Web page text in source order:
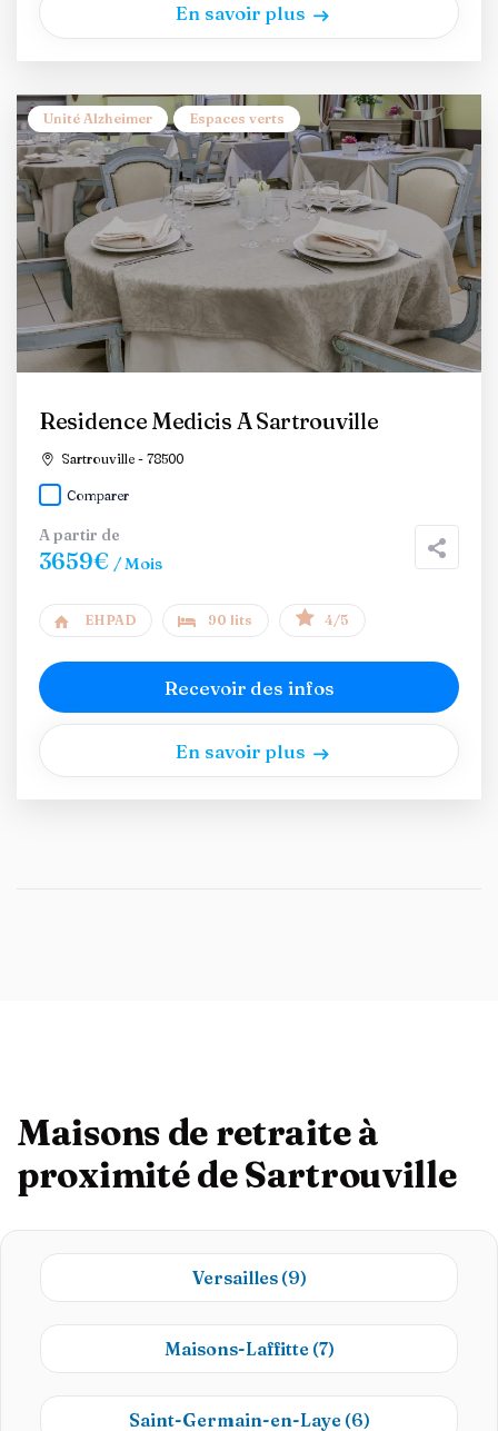
En savoir plus
Unité Alzheimer Espaces verts
Residence Medicis A Sartrouville
Sartrouville - 78500
Comparer
A partir de
3659€ / Mois
EHPAD 90 lits 4/5
Recevoir des infos
En savoir plus
Maisons de retraite à
proximité de Sartrouville
Versailles (9)
Maisons-Laffitte (7)
Saint-Germain-en-Laye (6)